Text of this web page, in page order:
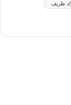
ظریف